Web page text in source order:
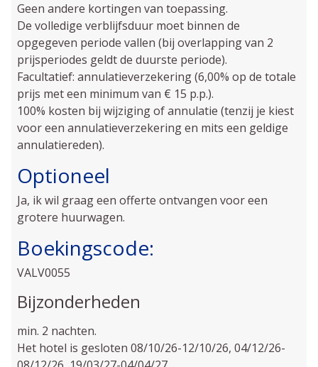
Geen andere kortingen van toepassing.
De volledige verblijfsduur moet binnen de
opgegeven periode vallen (bij overlapping van 2
prijsperiodes geldt de duurste periode).
Facultatief: annulatieverzekering (6,00% op de totale
prijs met een minimum van € 15 p.p.).
100% kosten bij wijziging of annulatie (tenzij je kiest
voor een annulatieverzekering en mits een geldige
annulatiereden).
Optioneel
Ja, ik wil graag een offerte ontvangen voor een
grotere huurwagen.
Boekingscode:
VALV0055
Bijzonderheden
min. 2 nachten.
Het hotel is gesloten 08/10/26-12/10/26, 04/12/26-